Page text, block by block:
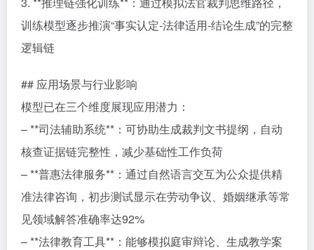
训练模型逐步推演“事实认定-法律适用-结论生成”的完整
逻辑链
## 应用场景与行业影响
模型已在三个维度展现应用潜力：
– **司法辅助系统**：可协助生成裁判文书提纲，自动
核查证据链完整性，减少基础性工作负荷
– **普惠法律服务**：通过自然语言交互为公众提供精
准法律咨询，初步测试显示在劳动争议、婚姻继承等常
见领域解答准确率达92%
– **法律教育工具**：能够模拟庭审辩论、生成教学案